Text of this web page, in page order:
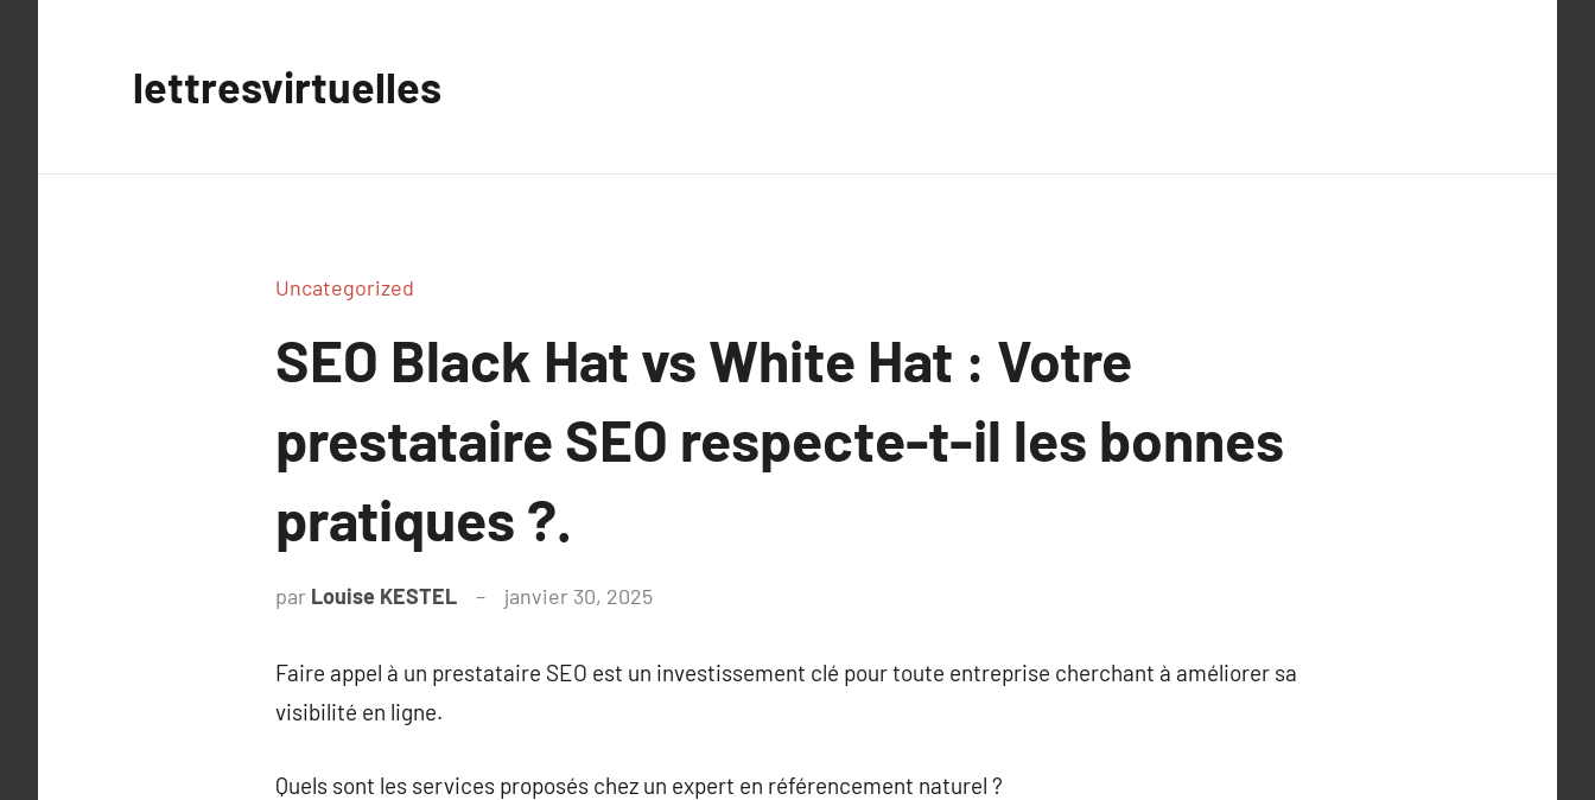
lettresvirtuelles
Uncategorized
SEO Black Hat vs White Hat : Votre
prestataire SEO respecte-t-il les bonnes
pratiques ?.
par Louise KESTEL janvier 30, 2025
Faire appel à un prestataire SEO est un investissement clé pour toute entreprise cherchant à améliorer sa
visibilité en ligne.
Quels sont les services proposés chez un expert en référencement naturel ?